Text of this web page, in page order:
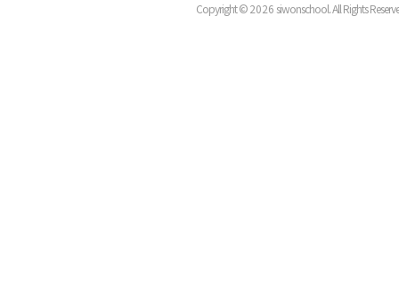
Copyright ©2026 siwonschool. All Rights